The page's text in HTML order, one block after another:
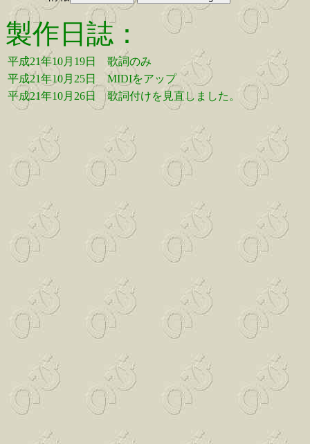
製作日誌：
平成21年10月19日
歌詞のみ
平成21年10月25日
MIDIをアップ
平成21年10月26日
歌詞付けを見直しました。